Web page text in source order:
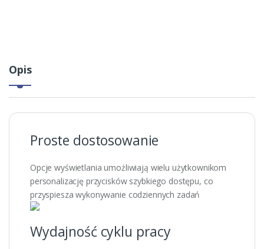
Opis
Proste dostosowanie
Opcje wyświetlania umożliwiają wielu użytkownikom
personalizację przycisków szybkiego dostępu, co
przyspiesza wykonywanie codziennych zadań
Wydajność cyklu pracy